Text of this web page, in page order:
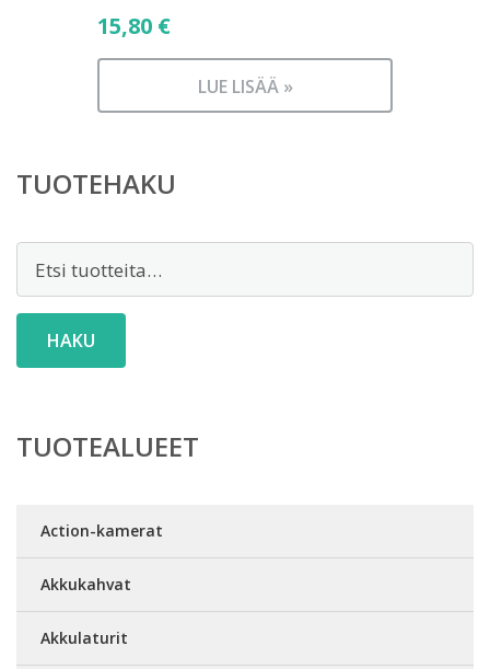
15,80 €
LUE LISÄÄ »
TUOTEHAKU
HAKU
TUOTEALUEET
Action-kamerat
Akkukahvat
Akkulaturit